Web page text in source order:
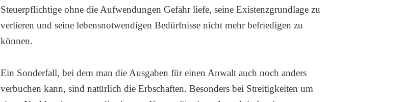
Steuerpflichtige ohne die Aufwendungen Gefahr liefe, seine Existenzgrundlage zu
verlieren und seine lebensnotwendigen Bedürfnisse nicht mehr befriedigen zu
können.
Ein Sonderfall, bei dem man die Ausgaben für einen Anwalt auch noch anders
verbuchen kann, sind natürlich die Erbschaften. Besonders bei Streitigkeiten um